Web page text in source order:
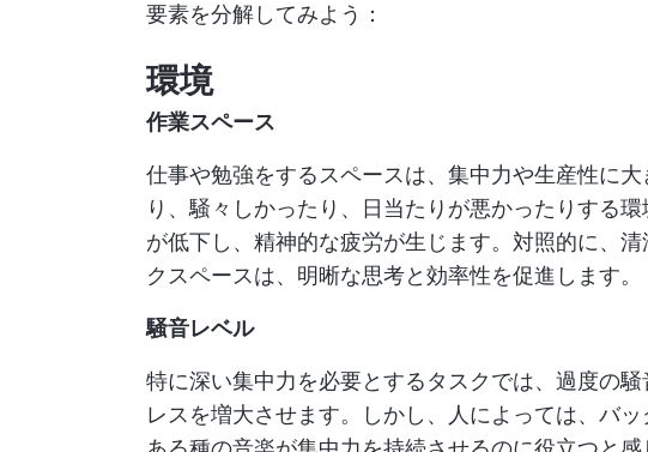
要素を分解してみよう：
環境
作業スペース
仕事や勉強をするスペースは、集中力や生産性に
り、騒々しかったり、日当たりが悪かったりする
が低下し、精神的な疲労が生じます。対照的に、
クスペースは、明晰な思考と効率性を促進します。
騒音レベル
特に深い集中力を必要とするタスクでは、過度の
レスを増大させます。しかし、人によっては、バ